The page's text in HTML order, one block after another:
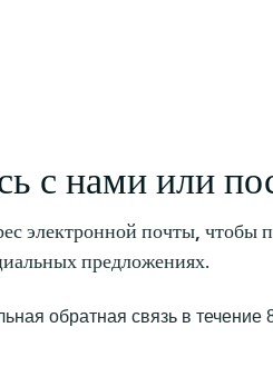
с нами или
электронной почты, чтобы
предложениях.
обратная связь в